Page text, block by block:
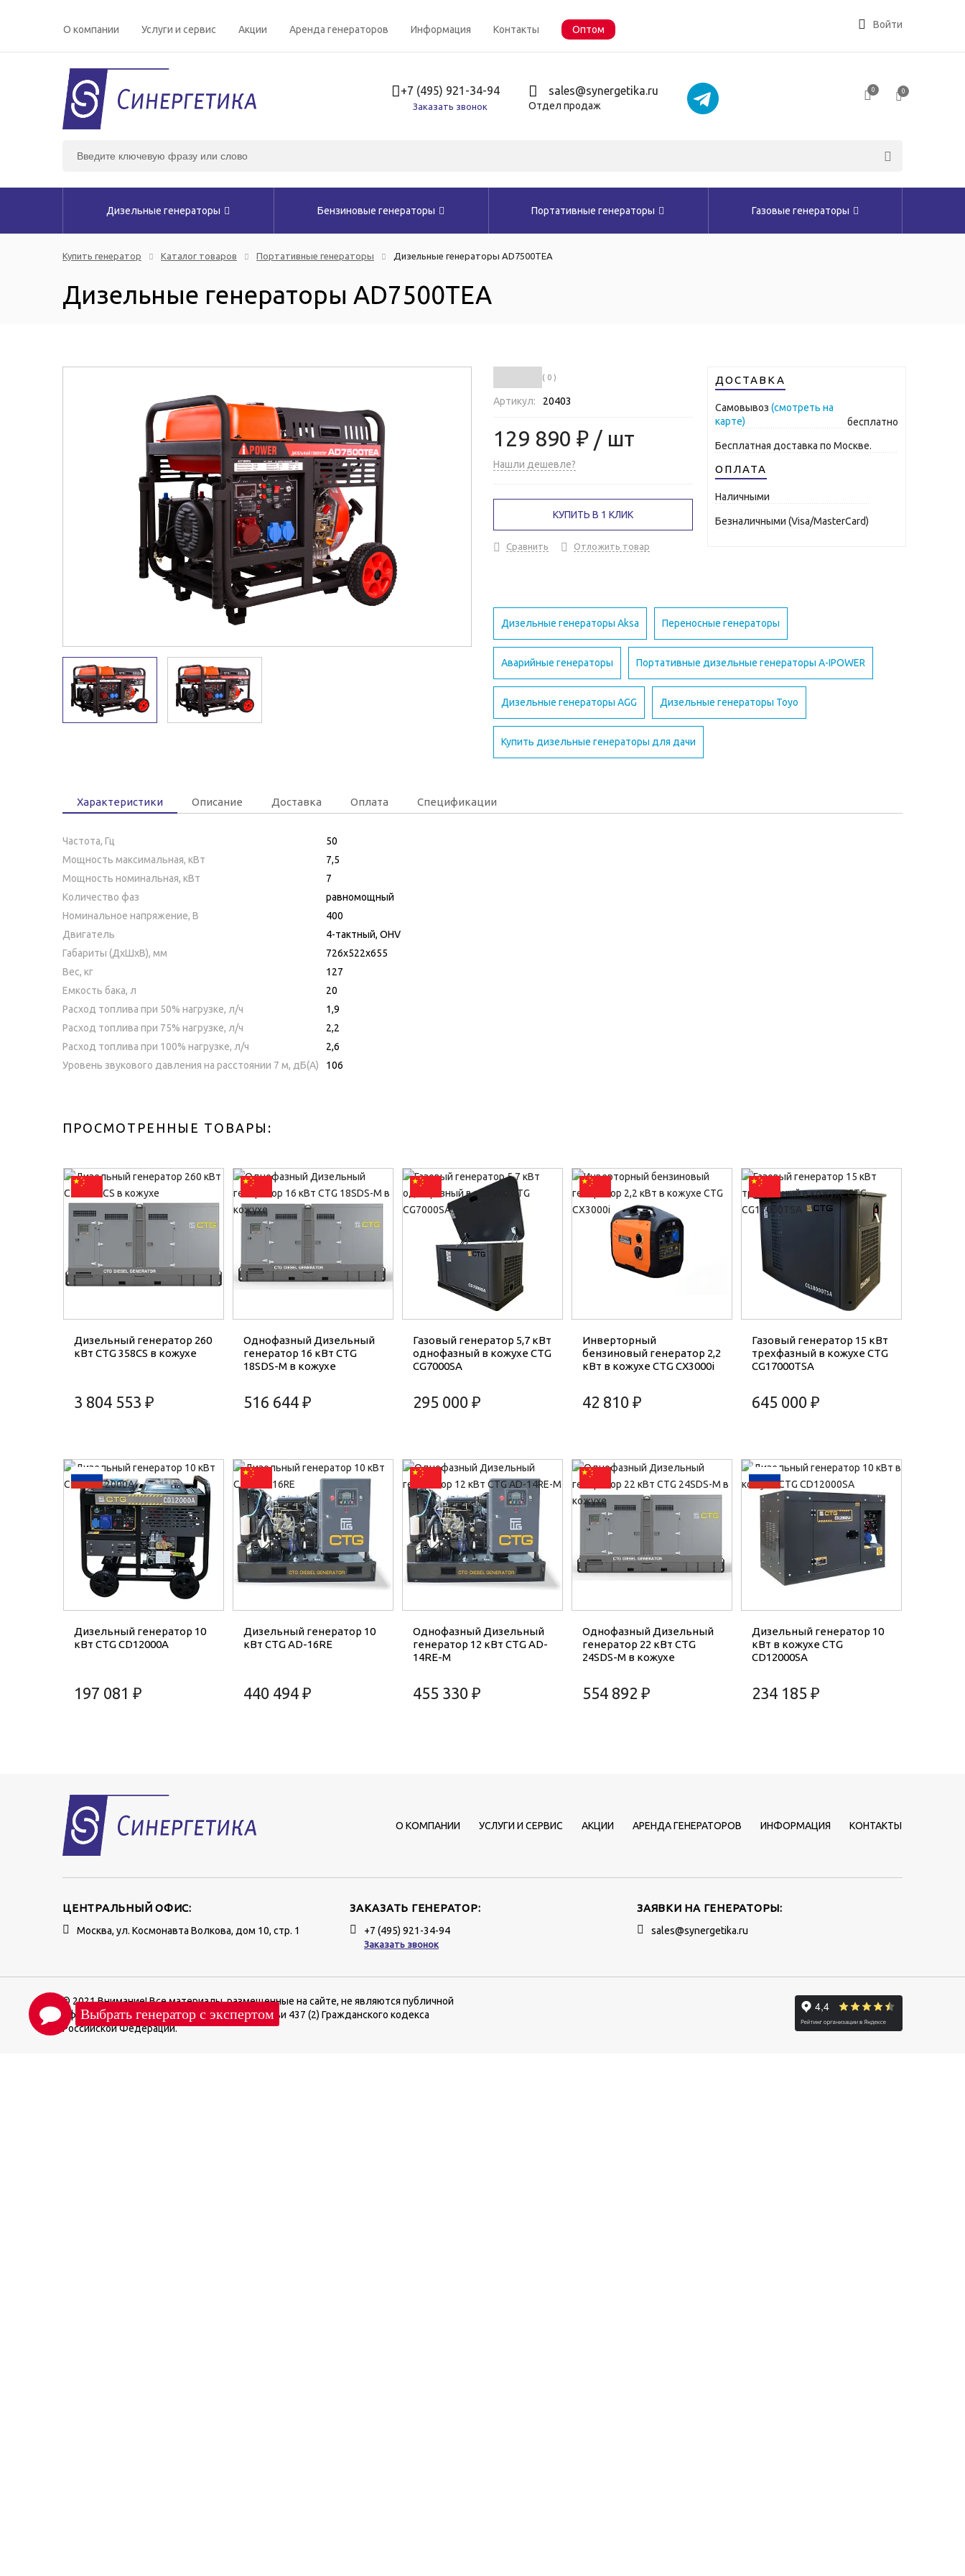
О компании Услуги и сервис Акции Аренда генераторов Информация Контакты Оптом Войти
+7 (495) 921-34-94
Заказать звонок
sales@synergetika.ru
Отдел продаж
0 0
Дизельные генераторы Бензиновые генераторы Портативные генераторы Газовые генераторы
Купить генератор Каталог товаров Портативные генераторы Дизельные генераторы AD7500TEA
Дизельные генераторы AD7500TEA
( 0 )
Артикул: 20403
129 890 ₽ / шт
Нашли дешевле?
КУПИТЬ В 1 КЛИК
Сравнить Отложить товар
ДОСТАВКА
Самовывоз (смотреть на
карте)
бесплатно
Бесплатная доставка по Москве.
ОПЛАТА
Наличными
Безналичными (Visa/MasterCard)
Дизельные генераторы Aksa Переносные генераторы
Аварийные генераторы Портативные дизельные генераторы A-IPOWER
Дизельные генераторы AGG Дизельные генераторы Toyo
Купить дизельные генераторы для дачи
Характеристики Описание Доставка Оплата Спецификации
Частота, Гц
50
Мощность максимальная, кВт
7,5
Мощность номинальная, кВт
7
Количество фаз
равномощный
Номинальное напряжение, В
400
Двигатель
4-тактный, OHV
Габариты (ДхШхВ), мм
726х522х655
Вес, кг
127
Емкость бака, л
20
Расход топлива при 50% нагрузке, л/ч
1,9
Расход топлива при 75% нагрузке, л/ч
2,2
Расход топлива при 100% нагрузке, л/ч
2,6
Уровень звукового давления на расстоянии 7 м, дБ(A)
106
ПРОСМОТРЕННЫЕ ТОВАРЫ:
Дизельный генератор 260
кВт CTG 358CS в кожухе
3 804 553 ₽
Однофазный Дизельный
генератор 16 кВт CTG
18SDS-M в кожухе
516 644 ₽
Газовый генератор 5,7 кВт
однофазный в кожухе CTG
CG7000SA
295 000 ₽
Инверторный
бензиновый генератор 2,2
кВт в кожухе CTG CX3000i
42 810 ₽
Газовый генератор 15 кВт
трехфазный в кожухе CTG
CG17000TSA
645 000 ₽
Дизельный генератор 10
кВт CTG CD12000A
197 081 ₽
Дизельный генератор 10
кВт CTG AD-16RE
440 494 ₽
Однофазный Дизельный
генератор 12 кВт CTG AD-
14RE-M
455 330 ₽
Однофазный Дизельный
генератор 22 кВт CTG
24SDS-M в кожухе
554 892 ₽
Дизельный генератор 10
кВт в кожухе CTG
CD12000SA
234 185 ₽
О КОМПАНИИ УСЛУГИ И СЕРВИС АКЦИИ АРЕНДА ГЕНЕРАТОРОВ ИНФОРМАЦИЯ КОНТАКТЫ
ЦЕНТРАЛЬНЫЙ ОФИС:
Москва, ул. Космонавта Волкова, дом 10, стр. 1
ЗАКАЗАТЬ ГЕНЕРАТОР:
+7 (495) 921-34-94
Заказать звонок
ЗАЯВКИ НА ГЕНЕРАТОРЫ:
sales@synergetika.ru
© 2021 Внимание! Все материалы, размещенные на сайте, не являются публичной
офертой, определяемой положениями Статьи 437 (2) Гражданского кодекса
Российской Федерации.